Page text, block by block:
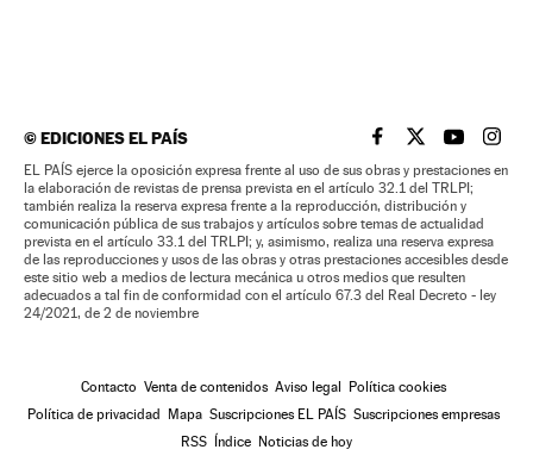
©EDICIONES EL PAÍS EL PAÍS BRASIL EN
EL PAÍSEL PAÍS
EL
EL PAÍS ejerce la oposición expresa frente al uso de sus obras y prestaciones en
la elaboración de revistas de prensa prevista en el artículo 32.1 del TRLPI;
también realiza la reserva expresa frente a la reproducción, distribución y
comunicación pública de sus trabajos y artículos sobre temas de actualidad
prevista en el artículo 33.1 del TRLPI; y, asimismo, realiza una reserva expresa
de las reproducciones y usos de las obras y otras prestaciones accesibles desde
este sitio web a medios de lectura mecánica u otros medios que resulten
adecuados a tal fin de conformidad con el artículo 67.3 del Real Decreto - ley
24/2021, de 2 de noviembre
Contacto Venta de contenidos Aviso legal
Política cookies
Política de privacidad
Mapa Suscripciones EL PAÍS Suscripciones empresas
RSS
Índice Noticias de hoy